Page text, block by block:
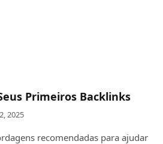
Primeiros Backlinks
2025
recomendadas para ajudar